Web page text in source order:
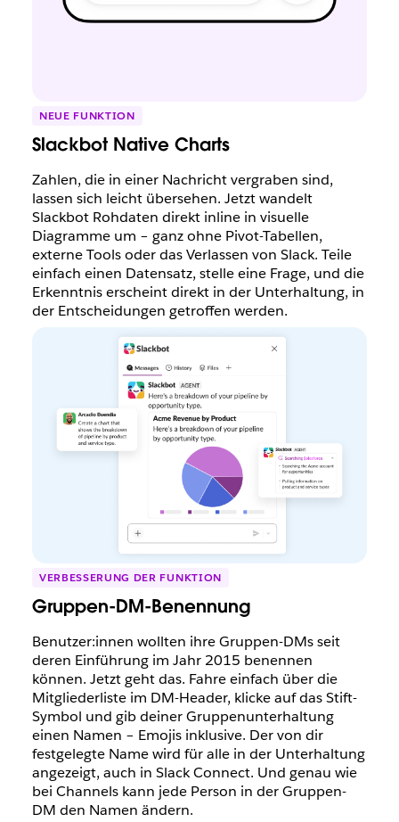
NEUE FUNKTION
Slackbot Native Charts
Zahlen, die in einer Nachricht vergraben sind,
lassen sich leicht übersehen. Jetzt wandelt
Slackbot Rohdaten direkt inline in visuelle
Diagramme um – ganz ohne Pivot-Tabellen,
externe Tools oder das Verlassen von Slack. Teile
einfach einen Datensatz, stelle eine Frage, und die
Erkenntnis erscheint direkt in der Unterhaltung, in
der Entscheidungen getroffen werden.
VERBESSERUNG DER FUNKTION
Gruppen-DM-Benennung
Benutzer:innen wollten ihre Gruppen-DMs seit
deren Einführung im Jahr 2015 benennen
können. Jetzt geht das. Fahre einfach über die
Mitgliederliste im DM-Header, klicke auf das Stift-
Symbol und gib deiner Gruppenunterhaltung
einen Namen – Emojis inklusive. Der von dir
festgelegte Name wird für alle in der Unterhaltung
angezeigt, auch in Slack Connect. Und genau wie
bei Channels kann jede Person in der Gruppen-
DM den Namen ändern.